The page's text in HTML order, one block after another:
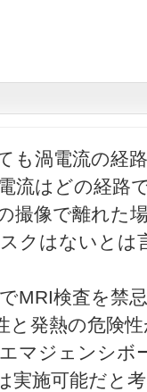
も渦電流の経
流はどの経路
撮像で離れた
クはないとは
MRI検査を禁
と発熱の危険
マジェンシボ
実施可能だと